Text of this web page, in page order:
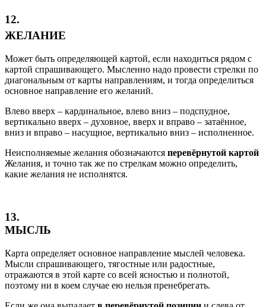
12.
ЖЕЛАНИЕ
Может быть определяющей картой, если находиться рядом с
картой спрашивающего. Мысленно надо провести стрелки по
диагональным от карты направлениям, и тогда определиться
основное направление его желаний.
Влево вверх – кардинальное, влево вниз – подспудное,
вертикально вверх – духовное, вверх и вправо – затаённое,
вниз и вправо – насущное, вертикально вниз – исполненное.
Неисполняемые желания обозначаются перевёрнутой картой
Желания, и точно так же по стрелкам можно определить,
какие желания не исполнятся.
13.
МЫСЛЬ
Карта определяет основное направление мыслей человека.
Мысли спрашивающего, тягостные или радостные,
отражаются в этой карте со всей ясностью и полнотой,
поэтому ни в коем случае ею нельзя пренебрегать.